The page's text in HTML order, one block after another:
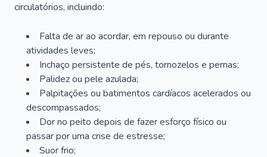
circulatórios, incluindo:
Falta de ar ao acordar, em repouso ou durante
atividades leves;
Inchaço persistente de pés, tornozelos e pernas;
Palidez ou pele azulada;
Palpitações ou batimentos cardíacos acelerados ou
descompassados;
Dor no peito depois de fazer esforço físico ou
passar por uma crise de estresse;
Suor frio;